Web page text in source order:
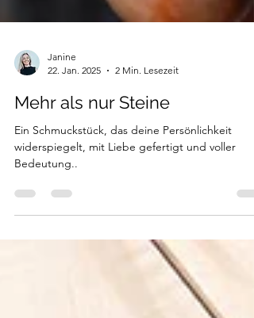
Janine
22. Jan. 2025
2 Min. Lesezeit
Mehr als nur Steine
Ein Schmuckstück, das deine Persönlichkeit
widerspiegelt, mit Liebe gefertigt und voller